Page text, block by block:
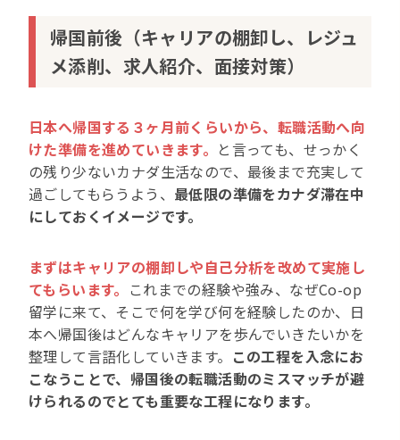
帰国前後（キャリアの棚卸し、レジュ
メ添削、求人紹介、面接対策）
日本へ帰国する３ヶ月前くらいから、転職活動へ向
けた準備を進めていきます。 と言っても、せっかく
の残り少ないカナダ生活なので、最後まで充実して
過ごしてもらうよう、 最低限の準備をカナダ滞在中
にしておくイメージです。
まずはキャリアの棚卸しや自己分析を改めて実施し
てもらいます。 これまでの経験や強み、なぜCo-op
留学に来て、そこで何を学び何を経験したのか、日
本へ帰国後はどんなキャリアを歩んでいきたいかを
整理して言語化していきます。 この工程を入念にお
こなうことで、帰国後の転職活動のミスマッチが避
けられるのでとても重要な工程になります。